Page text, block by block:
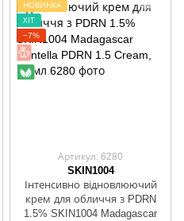
НОВИНКА
ХІТ
−7%
Артикул: 6280
SKIN1004
Інтенсивно відновлюючий
крем для обличчя з PDRN
1.5% SKIN1004 Madagascar